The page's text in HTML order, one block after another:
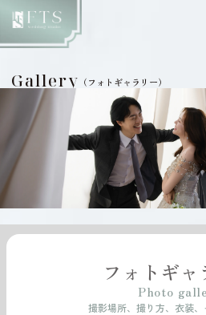
Gallery （フォトギャラリー）
フォトギャ
Photo
撮影場所、撮り方、衣装